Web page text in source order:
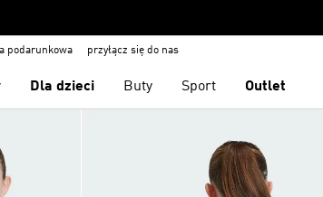
podarunkowa przyłącz się do nas
Dla dzieci Buty Sport Outlet